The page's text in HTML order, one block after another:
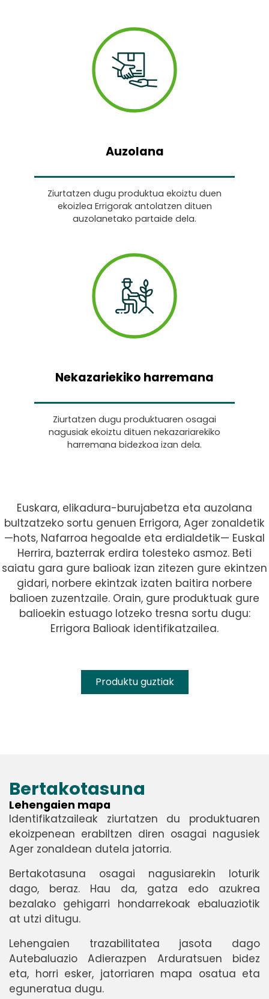
Auzolana
Ziurtatzen dugu produktua ekoiztu duen
ekoizlea Errigorak antolatzen dituen
auzolanetako partaide dela.
Nekazariekiko harremana
Ziurtatzen dugu produktuaren osagai
nagusiak ekoiztu dituen nekazariarekiko
harremana bidezkoa izan dela.
Euskara, elikadura-burujabetza eta auzolana
bultzatzeko sortu genuen Errigora, Ager zonaldetik
—hots, Nafarroa hegoalde eta erdialdetik— Euskal
Herrira, bazterrak erdira tolesteko asmoz. Beti
saiatu gara gure balioak izan zitezen gure ekintzen
gidari, norbere ekintzak izaten baitira norbere
balioen zuzentzaile. Orain, gure produktuak gure
balioekin estuago lotzeko tresna sortu dugu:
Errigora Balioak identifikatzailea.
Produktu guztiak
Bertakotasuna
Lehengaien mapa
Identifikatzaileak ziurtatzen du produktuaren
ekoizpenean erabiltzen diren osagai nagusiek
Ager zonaldean dutela jatorria.
Bertakotasuna osagai nagusiarekin loturik
dago, beraz. Hau da, gatza edo azukrea
bezalako gehigarri hondarrekoak ebaluaziotik
at utzi ditugu.
Lehengaien trazabilitatea jasota dago
Autebaluazio Adierazpen Arduratsuen bidez
eta, horri esker, jatorriaren mapa osatua eta
eguneratua dugu.